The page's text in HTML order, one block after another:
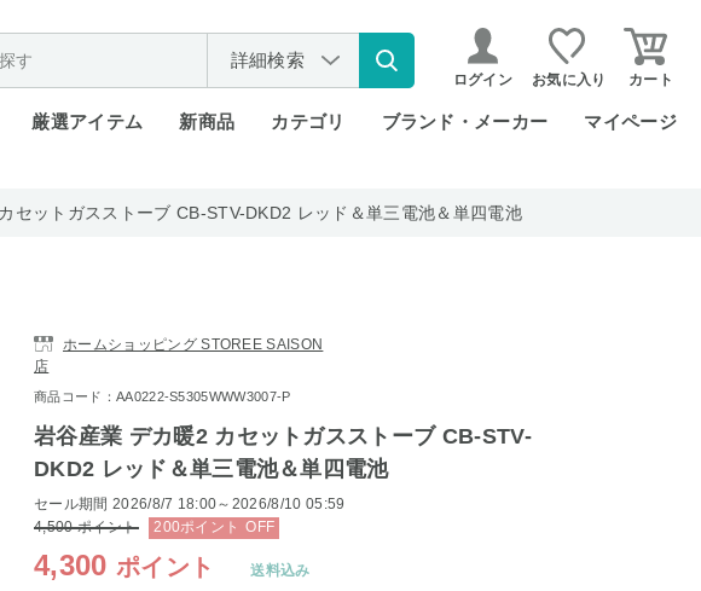
詳細検索
ログイン お気に入り カート
厳選アイテム 新商品 カテゴリ ブランド・メーカー マイページ
セットガスストーブ CB-STV-DKD2 レッド＆単三電池＆単四電池
ホームショッピング STOREE SAISON
店
商品コード：AA0222-S5305WWW3007-P
岩谷産業 デカ暖2 カセットガスストーブ CB-STV-
DKD2 レッド＆単三電池＆単四電池
セール期間 2026/8/7 18:00～2026/8/10 05:59
4,500ポイント 200ポイント OFF
4,300 ポイント 送料込み